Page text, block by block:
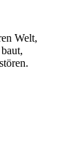
Welt,